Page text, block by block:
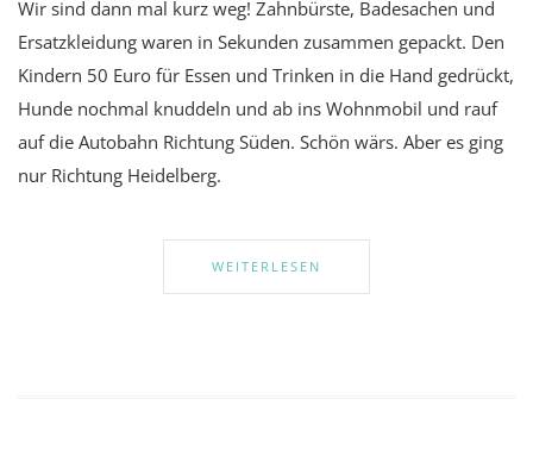
Wir sind dann mal kurz weg! Zahnbürste, Badesachen und
Ersatzkleidung waren in Sekunden zusammen gepackt. Den
Kindern 50 Euro für Essen und Trinken in die Hand gedrückt,
Hunde nochmal knuddeln und ab ins Wohnmobil und rauf
auf die Autobahn Richtung Süden. Schön wärs. Aber es ging
nur Richtung Heidelberg.
WEITERLESEN